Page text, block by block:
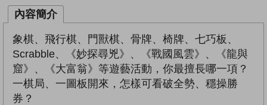
內容簡介
象棋、飛行棋、門獸棋、骨牌、椅牌、七巧板、
Scrabble、《妙探尋兇》、《戰國風雲》、《龍與
窟》、《大富翁》等遊藝活動，你最擅長哪一項？
一棋局、一圖板開來，怎樣可看破全勢、穩操勝
券？